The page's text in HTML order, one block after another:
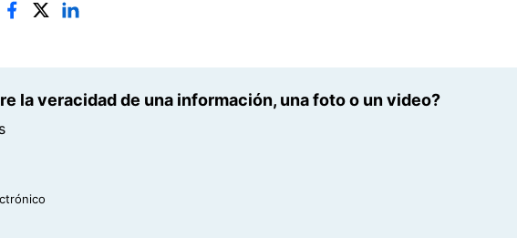
la veracidad de una información, una foto o un video?